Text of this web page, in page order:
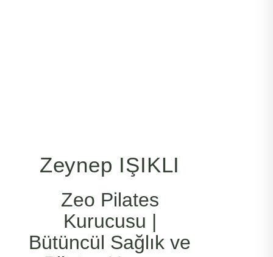
Zeynep IŞIKLI
Zeo Pilates
Kurucusu |
Bütüncül Sağlık ve